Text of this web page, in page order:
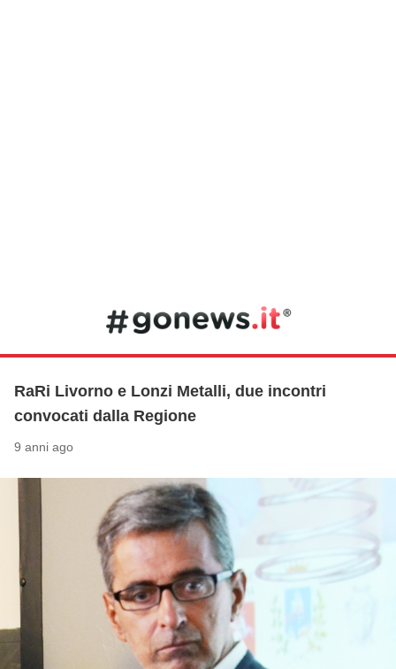
RaRi Livorno e Lonzi Metalli, due incontri
convocati dalla Regione
9 anni ago